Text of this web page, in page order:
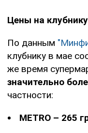
Цены на
По данным
клубнику в мае
же время
значительно
частности:
METRO – 265